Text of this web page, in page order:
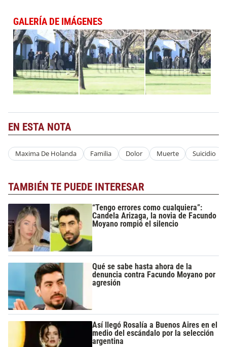
GALERÍA DE IMÁGENES
EN ESTA NOTA
Maxima De Holanda Familia Dolor Muerte Suicidio
TAMBIÉN TE PUEDE INTERESAR
“Tengo errores como cualquiera”:
Candela Arizaga, la novia de Facundo
Moyano rompió el silencio
Qué se sabe hasta ahora de la
denuncia contra Facundo Moyano por
agresión
Así llegó Rosalía a Buenos Aires en el
medio del escándalo por la selección
argentina